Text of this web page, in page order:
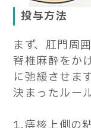
投与方法
まず、肛門周
脊椎麻酔をか
に弛緩させま
決まったルー